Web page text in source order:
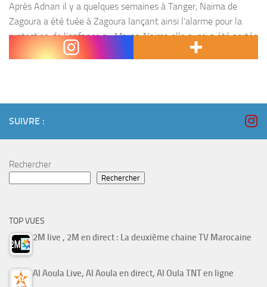
Après Adnan il y a quelques semaines à Tanger, Naima de
Zagoura a été tuée à Zagoura lançant ainsi l’alarme pour la
protection de l’enfance au Maroc. Naima elle aussi a été portée
disparue...
SUIVRE :
Rechercher
Rechercher
TOP VUES
2M live , 2M en direct : La deuxième chaine TV Marocaine
Al Aoula Live, Al Aoula en direct, Al Oula TNT en ligne